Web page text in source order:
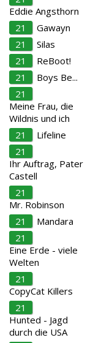
Eddie Angsthorn
21
Gawayn
21
Silas
21
ReBoot!
21
Boys Be...
21
Meine Frau, die
Wildnis und ich
21
Lifeline
21
Ihr Auftrag, Pater
Castell
21
Mr. Robinson
21
Mandara
21
Eine Erde - viele
Welten
21
CopyCat Killers
21
Hunted - Jagd
durch die USA